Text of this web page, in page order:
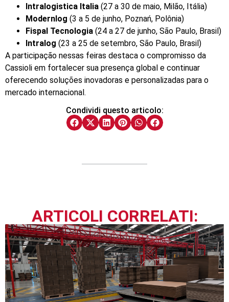
Intralogistica Italia (27 a 30 de maio, Milão, Itália)
Modernlog (3 a 5 de junho, Poznań, Polônia)
Fispal Tecnologia (24 a 27 de junho, São Paulo, Brasil)
Intralog (23 a 25 de setembro, São Paulo, Brasil)
A participação nessas feiras destaca o compromisso da
Cassioli em fortalecer sua presença global e continuar
oferecendo soluções inovadoras e personalizadas para o
mercado internacional.
Condividi questo articolo:
ARTICOLI CORRELATI: